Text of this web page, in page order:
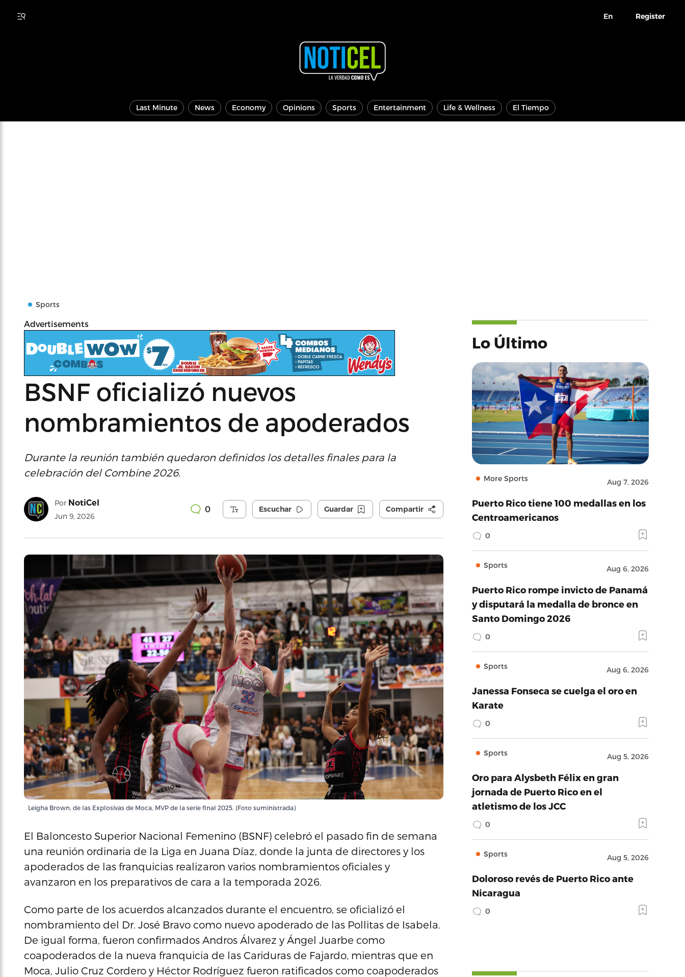
En Register
Last Minute News Economy Opinions Sports Entertainment Life & Wellness El Tiempo
Sports
Advertisements
BSNF oficializó nuevos
nombramientos de apoderados
Durante la reunión también quedaron definidos los detalles finales para la
celebración del Combine 2026.
Por NotiCel
Jun 9, 2026
0 Escuchar Guardar Compartir
Leigha Brown, de las Explosivas de Moca, MVP de la serie final 2025. (Foto suministrada)
El Baloncesto Superior Nacional Femenino (BSNF) celebró el pasado fin de semana
una reunión ordinaria de la Liga en Juana Díaz, donde la junta de directores y los
apoderados de las franquicias realizaron varios nombramientos oficiales y
avanzaron en los preparativos de cara a la temporada 2026.
Como parte de los acuerdos alcanzados durante el encuentro, se oficializó el
nombramiento del Dr. José Bravo como nuevo apoderado de las Pollitas de Isabela.
De igual forma, fueron confirmados Andros Álvarez y Ángel Juarbe como
coapoderados de la nueva franquicia de las Cariduras de Fajardo, mientras que en
Moca, Julio Cruz Cordero y Héctor Rodríguez fueron ratificados como coapoderados
Lo Último
More Sports Aug 7, 2026
Puerto Rico tiene 100 medallas en los
Centroamericanos
0
Sports Aug 6, 2026
Puerto Rico rompe invicto de Panamá
y disputará la medalla de bronce en
Santo Domingo 2026
0
Sports Aug 6, 2026
Janessa Fonseca se cuelga el oro en
Karate
0
Sports Aug 5, 2026
Oro para Alysbeth Félix en gran
jornada de Puerto Rico en el
atletismo de los JCC
0
Sports Aug 5, 2026
Doloroso revés de Puerto Rico ante
Nicaragua
0